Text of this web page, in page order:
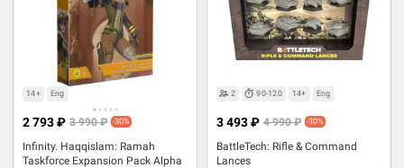
14+ Eng
Infinity. Haqqislam: Ramah
Taskforce Expansion Pack Alpha
2 793 ₽ 3 990 ₽ -30%
2 90-120 14+ Eng
BattleTech: Rifle & Command
Lances
3 493 ₽ 4 990 ₽ -30%